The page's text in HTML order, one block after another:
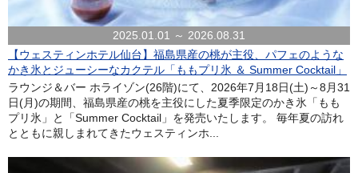
2025.01.01 ～ 2026.08.31
【ウェスティンホテル仙台】福島県産の桃が主役、パフェのような
かき氷とジューシーなカクテル「ももプリ氷 ＆ Summer Cocktail」
ラウンジ＆バー ホライゾン(26階)にて、2026年7月18日(土)～8月31
日(月)の期間、福島県産の桃を主役にした夏季限定のかき氷「もも
プリ氷」と「Summer Cocktail」を発売いたします。 毎年夏の訪れ
とともに親しまれてきたウェスティンホ...